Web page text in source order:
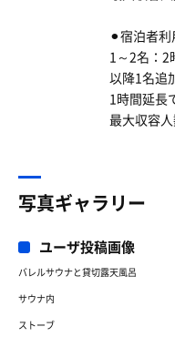
⚫︎宿泊者利
1～2名：2
以降1名追
1時間延長
最大収容
写真ギャラリー
ユーザ投稿画像
バレルサウナと貸切露天風呂
サウナ内
ストーブ